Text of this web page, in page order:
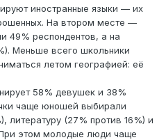
иностранные языки — их
На втором месте —
49% респондентов, а на
Меньше всего школьники
летом географией: её
58% девушек и 38%
чаще юношей выбирали
литературу (27% против 16%) и
этом молодые люди чаще